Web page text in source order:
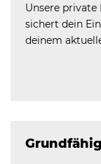
Unsere
sichert dein
deinem